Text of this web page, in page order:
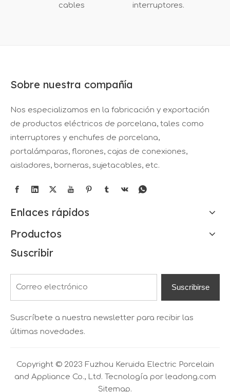
cables
interruptores.
Sobre nuestra compañía
Nos especializamos en la fabricación y exportación
de productos eléctricos de porcelana, tales como
interruptores y enchufes de porcelana,
portalámparas, florones, cajas de conexiones,
aisladores, borneras, sujetacables, etc.
Enlaces rápidos
Productos
Suscribir
Suscribirse
Suscríbete a nuestra newsletter para recibir las
últimas novedades.
Copyright © 2023 Fuzhou Keruida Electric Porcelain
and Appliance Co., Ltd. Tecnología por leadong.com
Sitemap.